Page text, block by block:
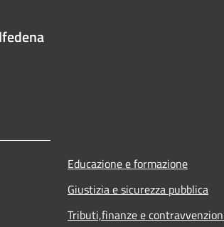
Educazione e formazione
Giustizia e sicurezza pubblica
Tributi,finanze e